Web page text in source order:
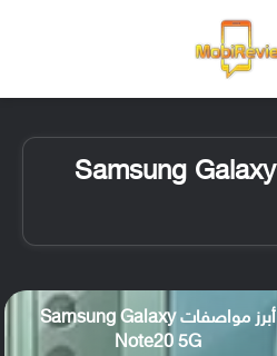
سعر ومواصفات Samsung Galaxy
أبرز مواصفات Samsung Galaxy
Note20 5G